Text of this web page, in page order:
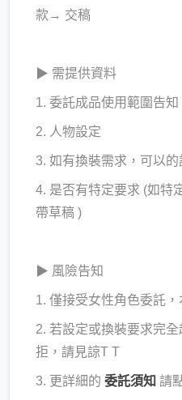
款→ 交稿
▶ 需提供資料
1. 委託成品使用範圍告知
2. 人物設定
3. 如有換裝需求，可以
4. 是否有特定要求 (如特
帶草稿 )
▶ 風險告知
1. 僅接受女性角色委託
2. 若設定或換裝要求完
拒，請見諒T T
3. 更詳細的 委託須知 請